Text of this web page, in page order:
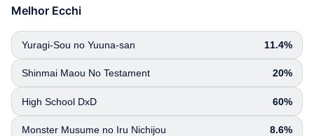
Melhor Ecchi
Yuragi-Sou no Yuuna-san 11.4%
Shinmai Maou No Testament 20%
High School DxD 60%
Monster Musume no Iru Nichijou 8.6%